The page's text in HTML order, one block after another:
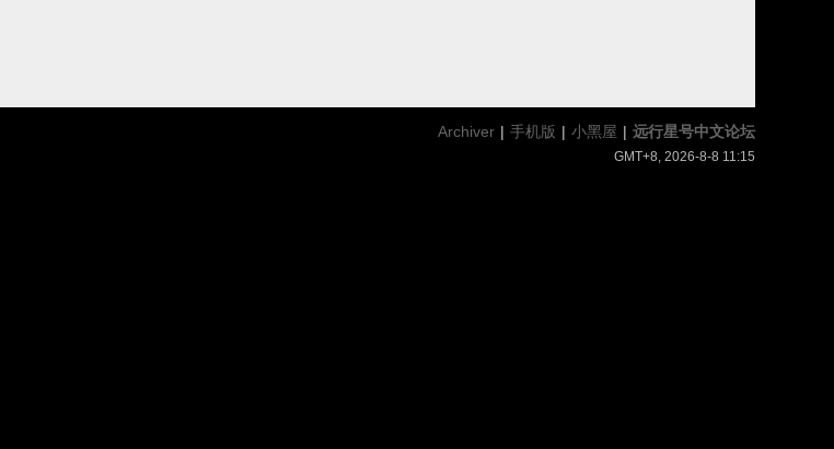
Archiver | 手机版 | 小黑屋 | 远行星号中文论坛
GMT+8, 2026-8-8 11:15